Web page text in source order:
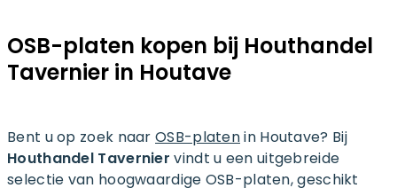
OSB-platen kopen bij Houthandel
Tavernier in Houtave
Bent u op zoek naarOSB-platenin Houtave? Bij
Houthandel Tavernier vindt u een uitgebreide
selectie van hoogwaardige OSB-platen, geschikt